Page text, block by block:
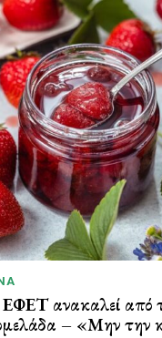
ανακαλεί από
– «Μην την